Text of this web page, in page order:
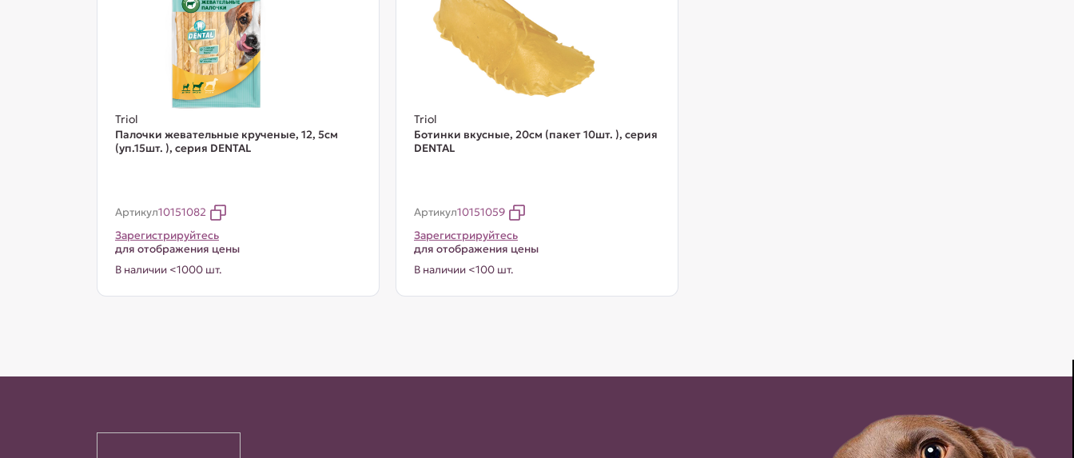
Triol
Палочки жевательные крученые, 12, 5см
(уп.15шт. ), серия DENTAL
Артикул10151082
Зарегистрируйтесь
для отображения цены
В наличии <1000 шт.
Triol
Ботинки вкусные, 20см (пакет 10шт. ), серия
DENTAL
Артикул10151059
Зарегистрируйтесь
для отображения цены
В наличии <100 шт.